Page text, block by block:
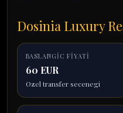
Dosinia Luxury
BASLANGIC FIYATI
60 EUR
Ozel transfer secenegi